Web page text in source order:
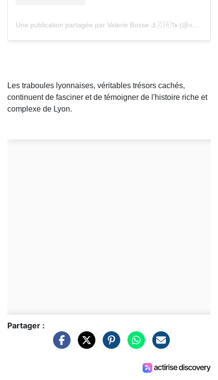
Une publication partagée par Valerie Bosse ⚓️🇨🇦🦄 (@vboc)
Les traboules lyonnaises, véritables trésors cachés,
continuent de fasciner et de témoigner de l'histoire riche et
complexe de Lyon.
Partager :